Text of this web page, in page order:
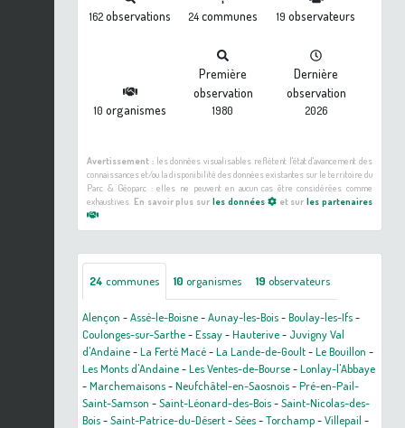
162 observations 24communes 19 observateurs
10 organismes
Première
observation
1980
Dernière
observation
2026
Avertissement :les données visualisables reflètent l'état d'avancement des
connaissances et/ou la disponibilité des données existantes sur le territoire du
Parc & Géoparc : elles ne peuvent en aucun cas être considérées comme
exhaustives. En savoir plus sur les données et surles partenaires
24 communes 10 organismes 19 observateurs
Alençon -Assé-le-Boisne-Aunay-les-Bois-Boulay-les-Ifs-
Coulonges-sur-Sarthe-Essay-Hauterive- Juvigny Val
d'Andaine-La Ferté Macé-La Lande-de-Goult-Le Bouillon -
Les Monts d'Andaine-Les Ventes-de-Bourse-Lonlay-l'Abbaye
-Marchemaisons-Neufchâtel-en-Saosnois-Pré-en-Pail-
Saint-Samson -Saint-Léonard-des-Bois-Saint-Nicolas-des-
Bois-Saint-Patrice-du-Désert-Sées-Torchamp-Villepail -